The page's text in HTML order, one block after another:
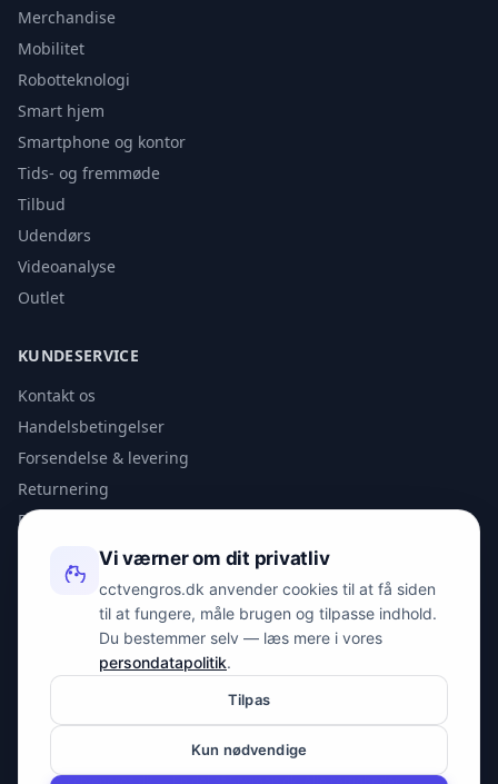
Merchandise
Mobilitet
Robotteknologi
Smart hjem
Smartphone og kontor
Tids- og fremmøde
Tilbud
Udendørs
Videoanalyse
Outlet
KUNDESERVICE
Kontakt os
Handelsbetingelser
Forsendelse & levering
Returnering
Privatlivspolitik
KONTAKT
info@spyman.dk
Peter Bangs Vej 153, 2000 Frederiksberg
Vi værner om dit privatliv
cctvengros.dk anvender cookies til at få siden
til at fungere, måle brugen og tilpasse indhold.
Du bestemmer selv — læs mere i vores
persondatapolitik.
Tilpas
Kun nødvendige